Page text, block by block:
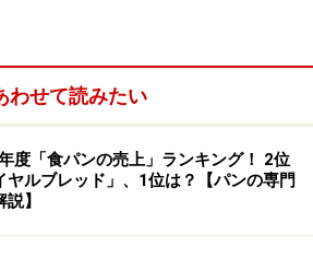
とベーカリーシェフの奈良晴之さん
わせて読みたい
度「食パンの売上」ランキング！ 2位
ヤルブレッド」、1位は？【パンの専門
】